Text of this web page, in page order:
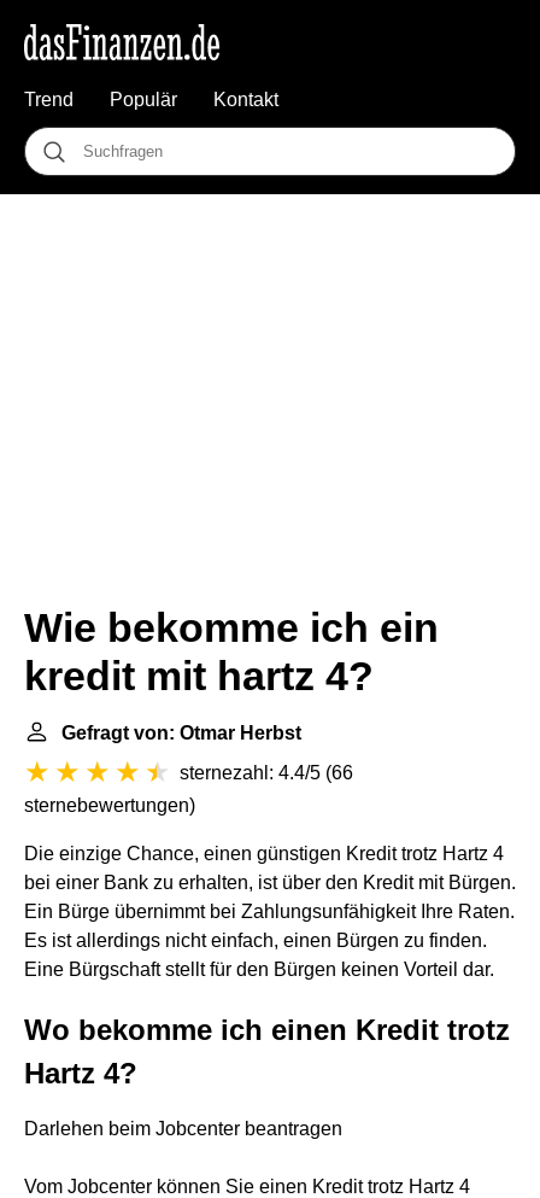
Trend Populär Kontakt
Wie bekomme ich ein
kredit mit hartz 4?
Gefragt von: Otmar Herbst
sternezahl: 4.4/5 (66
sternebewertungen)
Die einzige Chance, einen günstigen Kredit trotz Hartz 4
bei einer Bank zu erhalten, ist über den Kredit mit Bürgen.
Ein Bürge übernimmt bei Zahlungsunfähigkeit Ihre Raten.
Es ist allerdings nicht einfach, einen Bürgen zu finden.
Eine Bürgschaft stellt für den Bürgen keinen Vorteil dar.
Wo bekomme ich einen Kredit trotz
Hartz 4?
Darlehen beim Jobcenter beantragen
Vom Jobcenter können Sie einen Kredit trotz Hartz 4